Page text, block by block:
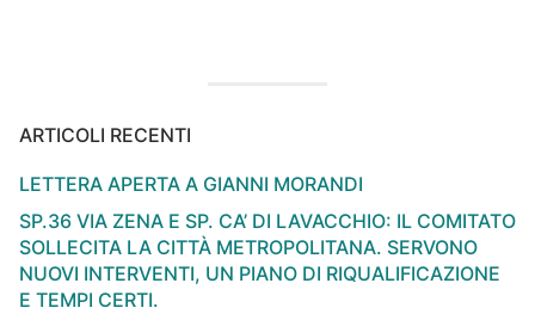
ARTICOLI RECENTI
LETTERA APERTA A GIANNI MORANDI
SP.36 VIA ZENA E SP. CA’ DI LAVACCHIO: IL COMITATO
SOLLECITA LA CITTÀ METROPOLITANA. SERVONO
NUOVI INTERVENTI, UN PIANO DI RIQUALIFICAZIONE
E TEMPI CERTI.